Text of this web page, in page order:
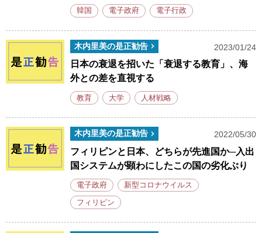
韓国 電子政府 電子行政
木内里美の是正勧告 2023/01/24
日本の衰退を招いた「衰退する教育」、海
外との差を直視する
教育 大学 人材戦略
木内里美の是正勧告 2022/05/30
フィリピンと日本、どちらが先進国か─入出
国システムが顕わにしたこの国の劣化ぶり
電子政府 新型コロナウイルス
フィリピン